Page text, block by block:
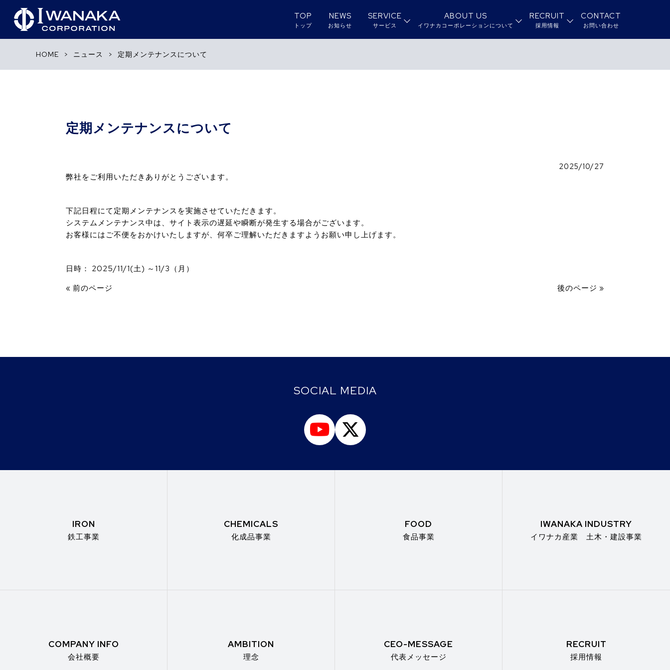
TOP
トップ
NEWS
お知らせ
SERVICE
サービス
ABOUT US
イワナカコーポレーションについて
RECRUIT
採用情報
CONTACT
お問い合わせ
HOME > ニュース > 定期メンテナンスについて
定期メンテナンスについて
2025/10/27
弊社をご利用いただきありがとうございます。
下記日程にて定期メンテナンスを実施させていただきます。
システムメンテナンス中は、サイト表示の遅延や瞬断が発生する場合がございます。
お客様にはご不便をおかけいたしますが、何卒ご理解いただきますようお願い申し上げます。
日時： 2025/11/1(土) ～11/3（月）
« 前のページ
後のページ »
SOCIAL MEDIA
IRON
鉄工事業
CHEMICALS
化成品事業
FOOD
食品事業
IWANAKA INDUSTRY
イワナカ産業 土木・建設事業
COMPANY INFO
会社概要
AMBITION
理念
CEO-MESSAGE
代表メッセージ
RECRUIT
採用情報